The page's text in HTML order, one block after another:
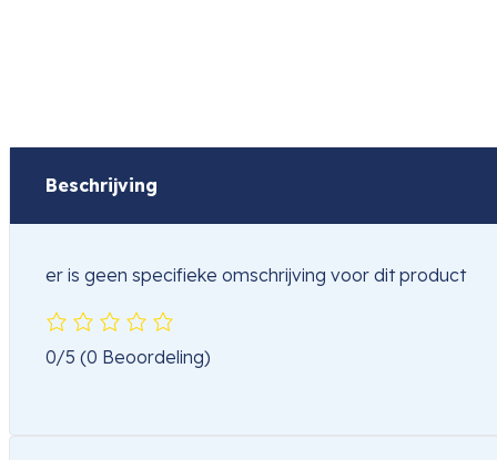
Beschrijving
er is geen specifieke omschrijving voor dit product
0/5 (0 Beoordeling)